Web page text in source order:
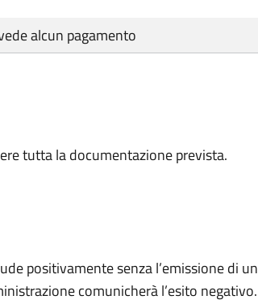
alcun pagamento
tutta la documentazione prevista.
positivamente senza l’emissione di un
comunicherà l’esito negativo.